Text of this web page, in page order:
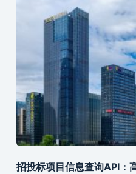
招投标项目信息查询API：